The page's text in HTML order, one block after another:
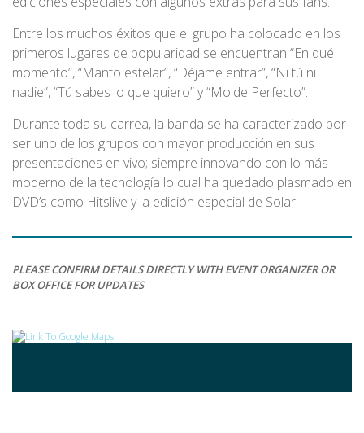
Entre los muchos éxitos que el grupo ha colocado en los
primeros lugares de popularidad se encuentran “En qué
momento”, “Manto estelar”, “Déjame entrar”, “Ni tú ni
nadie”, “Tú sabes lo que quiero” y “Molde Perfecto”.
Durante toda su carrea, la banda se ha caracterizado por
ser uno de los grupos con mayor producción en sus
presentaciones en vivo; siempre innovando con lo más
moderno de la tecnología lo cual ha quedado plasmado en
DVD’s como Hitslive y la edición especial de Solar.
PLEASE CONFIRM DETAILS DIRECTLY WITH EVENT ORGANIZER OR
BOX OFFICE FOR UPDATES